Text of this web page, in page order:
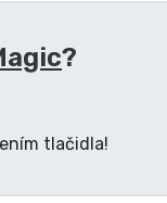
?
tlačidla!